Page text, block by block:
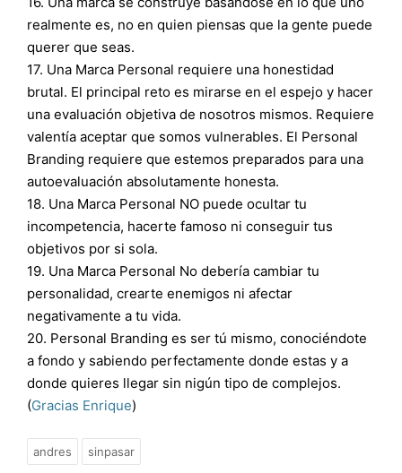
realmente es, no en quien piensas que la gente puede
querer que seas.
17. Una Marca Personal requiere una honestidad
brutal. El principal reto es mirarse en el espejo y hacer
una evaluación objetiva de nosotros mismos. Requiere
valentía aceptar que somos vulnerables. El Personal
Branding requiere que estemos preparados para una
autoevaluación absolutamente honesta.
18. Una Marca Personal NO puede ocultar tu
incompetencia, hacerte famoso ni conseguir tus
objetivos por si sola.
19. Una Marca Personal No debería cambiar tu
personalidad, crearte enemigos ni afectar
negativamente a tu vida.
20. Personal Branding es ser tú mismo, conociéndote
a fondo y sabiendo perfectamente donde estas y a
donde quieres llegar sin nigún tipo de complejos.
(Gracias Enrique)
andres sinpasar